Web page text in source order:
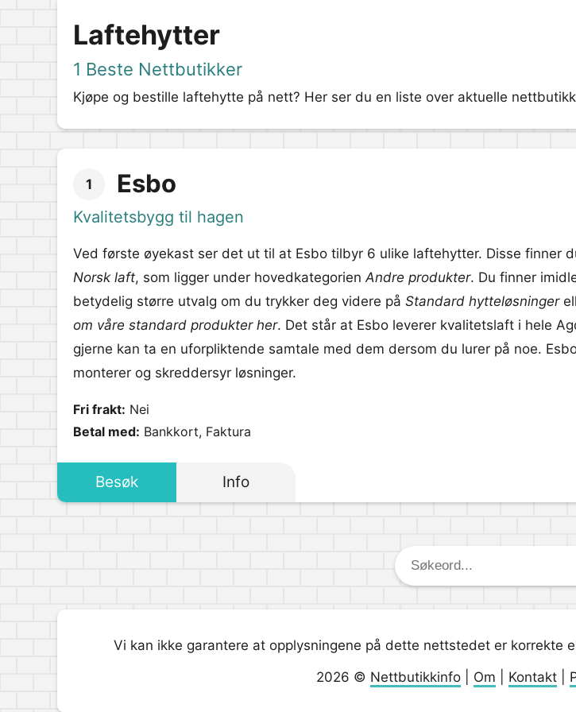
Laftehytter
1 Beste Nettbutikker
Kjøpe og bestille laftehytte på nett? Her ser du en liste over aktuelle
1 Esbo
Kvalitetsbygg til hagen
Ved første øyekast ser det ut til at Esbo tilbyr 6 ulike laftehytter. Disse finner
Norsk laft, som ligger under hovedkategorienAndre produkter. Du finner
betydelig større utvalg om du trykker deg videre på Standard hytteløsninger
om våre standard produkter her. Det står at Esbo leverer kvalitetslaft i hele
gjerne kan ta en uforpliktende samtale med dem dersom du lurer på noe.
monterer og skreddersyr løsninger.
Fri frakt: Nei
Betal med: Bankkort, Faktura
Besøk Info
Søkeord:
Vi kan ikke garantere at opplysningene på dette nettstedet er korrekte
2026 © Nettbutikkinfo| Om Kontakt|